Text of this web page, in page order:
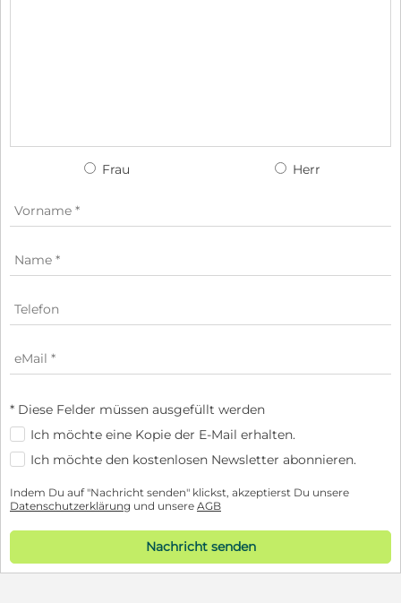
Frau Herr
* Diese Felder müssen ausgefüllt werden
Ich möchte eine Kopie der E-Mail erhalten.
Ich möchte den kostenlosen Newsletter abonnieren.
Indem Du auf "Nachricht senden" klickst, akzeptierst Du unsere
Datenschutzerklärung und unsere AGB
Nachricht senden